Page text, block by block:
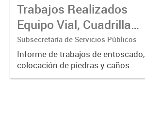
construcción, colocación de tapa
registro, reparación...
Trabajos Realizados
Equipo Vial, Cuadrilla
Bacheo, Servicio
Eléctrico - Noviembre
2021
Subsecretaría de Servicios Públicos
Informe de trabajos de entoscado,
colocación de piedras y caños
(zanjeo - cruce de calles) Informe